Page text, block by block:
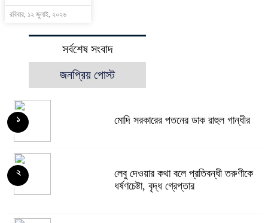
রবিবার, ১২ জুলাই, ২০২৬
সর্বশেষ সংবাদ
জনপ্রিয় পোস্ট
মোদি সরকারের পতনের ডাক রাহুল গান্ধীর
১
লেবু দেওয়ার কথা বলে প্রতিবন্ধী তরুণীকে
ধর্ষণচেষ্টা, বৃদ্ধ গ্রেপ্তার
২